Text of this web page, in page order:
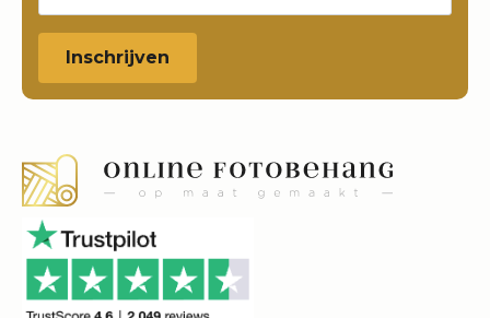
Inschrijven